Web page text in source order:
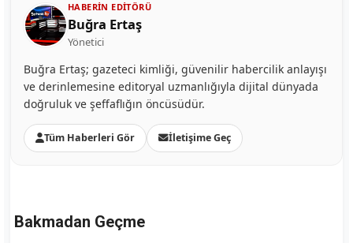
HABERIN EDITÖRÜ
Buğra Ertaş
Yönetici
Buğra Ertaş; gazeteci kimliği, güvenilir habercilik anlayışı
ve derinlemesine editoryal uzmanlığıyla dijital dünyada
doğruluk ve şeffaflığın öncüsüdür.
Tüm Haberleri Gör İletişime Geç
Bakmadan Geçme